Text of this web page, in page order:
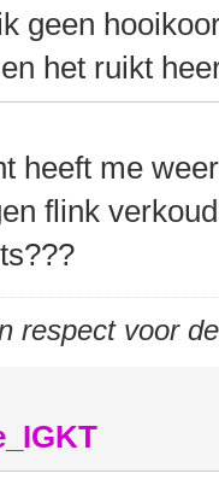
geen
het ruikt
heeft me
flink
respect voor